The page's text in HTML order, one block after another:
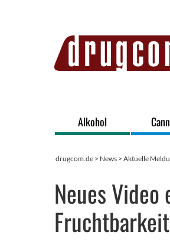
Alkohol
drugcom.de > News > Aktuelle
Neues